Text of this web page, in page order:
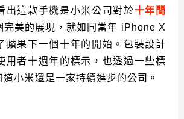
出這款手機是小米公司對於十年間
完美的展現，就如同當年 iPhone X
蘋果下一個十年的開始。包裝設計
用者十週年的標示，也透過一些標
小米還是一家持續進步的公司。